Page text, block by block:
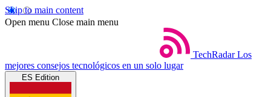
Skip to main content
Open menu Close main menu
TechRadar Los
mejores consejos tecnológicos en un solo lugar
ES Edition